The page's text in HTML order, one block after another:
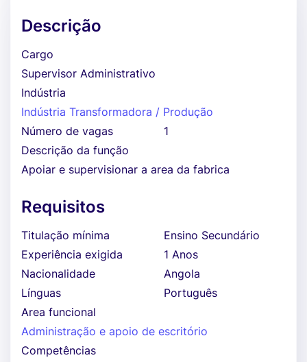
Descrição
Cargo
Supervisor Administrativo
Indústria
Indústria Transformadora / Produção
Número de vagas
1
Descrição da função
Apoiar e supervisionar a area da fabrica
Requisitos
Titulação mínima
Ensino Secundário
Experiência exigida
1 Anos
Nacionalidade
Angola
Línguas
Português
Area funcional
Administração e apoio de escritório
Competências